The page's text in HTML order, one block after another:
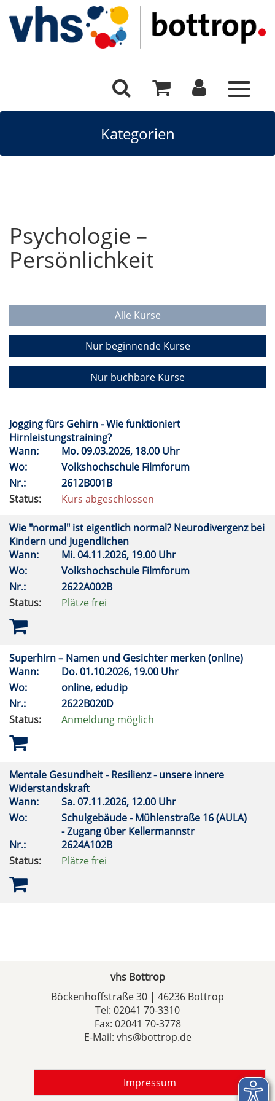
Toggle
Kategorien
Psychologie –
Persönlichkeit
Alle Kurse
Nur beginnende Kurse
Nur buchbare Kurse
Jogging fürs Gehirn - Wie funktioniert
Hirnleistungstraining?
Wann:
Mo.09.03.2026, 18.00 Uhr
Wo:
Volkshochschule Filmforum
Nr.:
2612B001B
Status:
Kurs abgeschlossen
Wie "normal" ist eigentlich normal? Neurodivergenz bei
Kindern und Jugendlichen
Wann:
Mi.04.11.2026, 19.00 Uhr
Wo:
Volkshochschule Filmforum
Nr.:
2622A002B
Status:
Plätze frei
Superhirn – Namen und Gesichter merken (online)
Wann:
Do.01.10.2026, 19.00 Uhr
Wo:
online, edudip
Nr.:
2622B020D
Status:
Anmeldung möglich
Mentale Gesundheit - Resilienz - unsere innere
Widerstandskraft
Wann:
Sa.07.11.2026, 12.00 Uhr
Wo:
Schulgebäude - Mühlenstraße 16 (AULA)
- Zugang über Kellermannstr
Nr.:
2624A102B
Status:
Plätze frei
vhs Bottrop
Böckenhoffstraße 30 | 46236 Bottrop
Tel: 02041 70-3310
Fax: 02041 70-3778
E-Mail: vhs@bottrop.de
Impressum